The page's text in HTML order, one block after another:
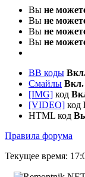
Вы не
Вы не
Вы не
Вы не
BB коды
Смайлы Вкл.
[IMG] код
[VIDEO] код
HTML код
Правила форума
Текущее время: